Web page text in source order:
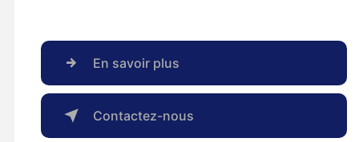
En savoir plus
Contactez-nous